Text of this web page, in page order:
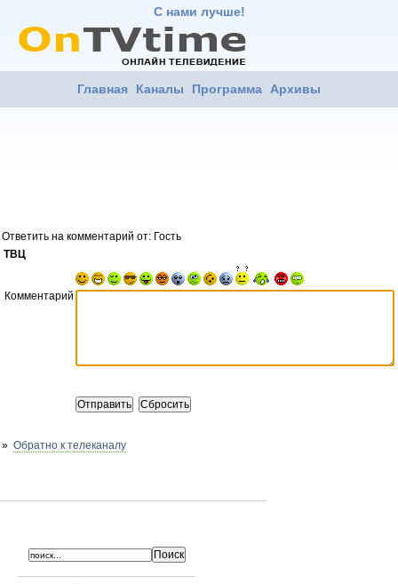
С нами лучше!
Главная Каналы Программа Архивы
Ответить на комментарий от: Гость
ТВЦ
Комментарий
» Обратно к телеканалу